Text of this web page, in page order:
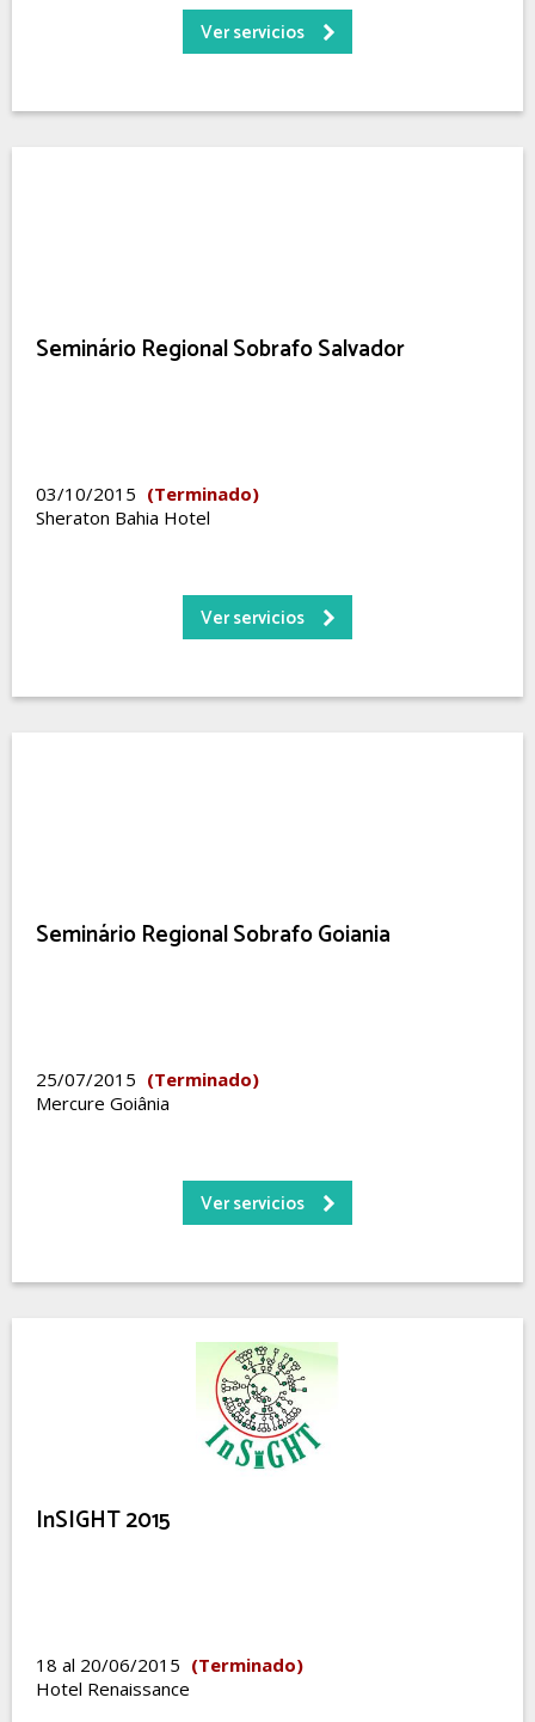
Ver servicios
Seminário Regional Sobrafo Salvador
03/10/2015 (Terminado)
Sheraton Bahia Hotel
Ver servicios
Seminário Regional Sobrafo Goiania
25/07/2015 (Terminado)
Mercure Goiânia
Ver servicios
InSIGHT 2015
18 al 20/06/2015 (Terminado)
Hotel Renaissance